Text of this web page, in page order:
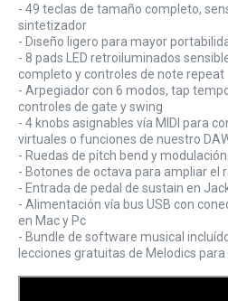
- 49 teclas de tamaño completo,
sintetizador
- Diseño ligero para mayor
- 8 pads LED retroiluminados
completo y controles de note repeat
- Arpegiador con 6 modos, tap
controles de gate y swing
- 4 knobs asignables vía MIDI para
virtuales o funciones de nuestro
- Ruedas de pitch bend y
- Botones de octava para ampliar el
- Entrada de pedal de sustain en
- Alimentación vía bus USB con
en Mac y Pc
- Bundle de software musical
lecciones gratuitas de Melodics